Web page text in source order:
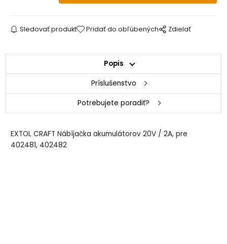
Sledovať produkt Pridať do obľúbených Zdielať
Popis
Príslušenstvo
Potrebujete poradiť?
EXTOL CRAFT Nábíjačka akumulátorov 20V / 2A, pre
402481, 402482